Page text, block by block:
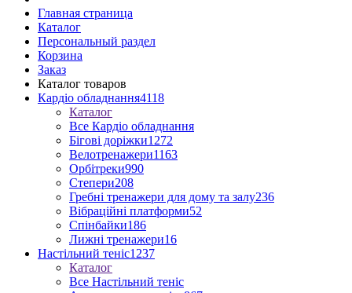
Главная страница
Каталог
Персональный раздел
Корзина
Заказ
Каталог товаров
Кардіо обладнання4118
Каталог
Все Кардіо обладнання
Бігові доріжки1272
Велотренажери1163
Орбітреки990
Степери208
Гребні тренажери для дому та залу236
Вібраційні платформи52
Спінбайки186
Лижні тренажери16
Настільний теніс1237
Каталог
Все Настільний теніс